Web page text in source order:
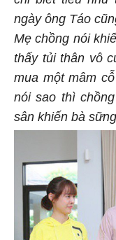
ngày ông Táo
Mẹ chồng nói
thấy tủi thân vô
mua một mâm
nói sao thì
sân khiến bà